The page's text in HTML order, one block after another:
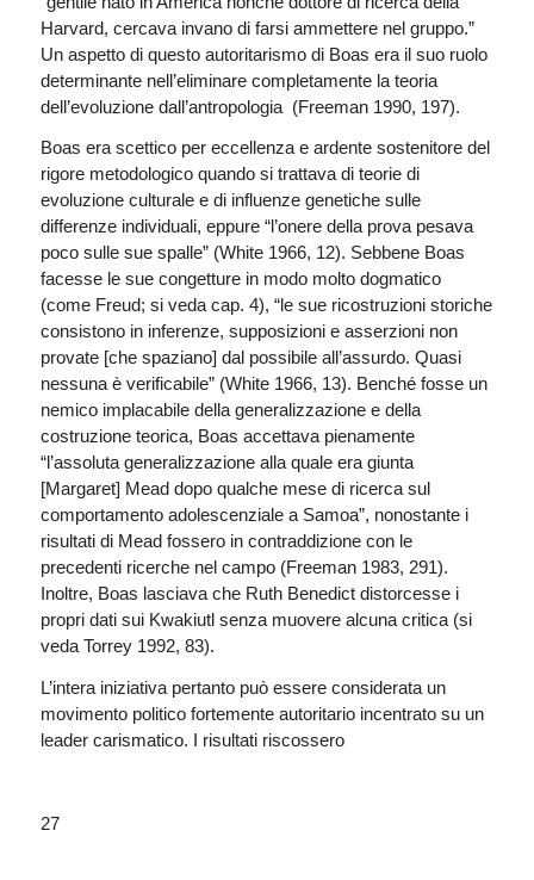
Harvard, cercava invano di farsi ammettere nel gruppo.”
Un aspetto di questo autoritarismo di Boas era il suo ruolo
determinante nell’eliminare completamente la teoria
dell’evoluzione dall’antropologia (Freeman 1990, 197).
Boas era scettico per eccellenza e ardente sostenitore del
rigore metodologico quando si trattava di teorie di
evoluzione culturale e di influenze genetiche sulle
differenze individuali, eppure “l’onere della prova pesava
poco sulle sue spalle” (White 1966, 12). Sebbene Boas
facesse le sue congetture in modo molto dogmatico
(come Freud; si veda cap. 4), “le sue ricostruzioni storiche
consistono in inferenze, supposizioni e asserzioni non
provate [che spaziano] dal possibile all’assurdo. Quasi
nessuna è verificabile” (White 1966, 13). Benché fosse un
nemico implacabile della generalizzazione e della
costruzione teorica, Boas accettava pienamente
“l’assoluta generalizzazione alla quale era giunta
[Margaret] Mead dopo qualche mese di ricerca sul
comportamento adolescenziale a Samoa”, nonostante i
risultati di Mead fossero in contraddizione con le
precedenti ricerche nel campo (Freeman 1983, 291).
Inoltre, Boas lasciava che Ruth Benedict distorcesse i
propri dati sui Kwakiutl senza muovere alcuna critica (si
veda Torrey 1992, 83).
L’intera iniziativa pertanto può essere considerata un
movimento politico fortemente autoritario incentrato su un
leader carismatico. I risultati riscossero
27